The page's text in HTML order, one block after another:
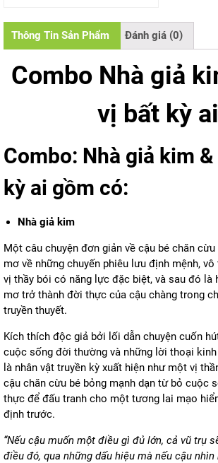
Thông Tin Sản Phẩm Đánh giá (0)
Combo Nhà giả
vị bất kỳ ai
Combo: Nhà giả kim
kỳ ai gồm có:
Nhà giả kim
Một câu chuyện đơn giản về cậu bé chăn
mơ về những chuyến phiêu lưu định mệnh,
vị thầy bói có năng lực đặc biệt, và sau đó là
mơ trở thành đời thực của cậu chàng trong
truyền thuyết.
Kích thích độc giả bởi lối dẫn chuyện cuốn
cuộc sống đời thường và những lời thoại
là nhân vật truyền kỳ xuất hiện như một vị
cậu chăn cừu bé bỏng mạnh dạn từ bỏ cuộc
thực để đấu tranh cho một tương lai mạo
định trước.
“Nếu cậu muốn một điều gì đủ lớn, cả vũ trụ
điều đó, qua những dấu hiệu mà nếu cậu